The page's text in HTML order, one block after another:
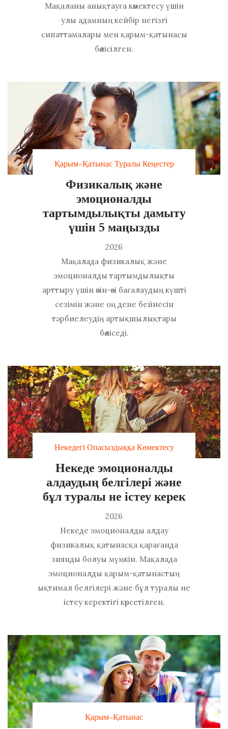
Мақаланы анықтауға көмектесу үшін
улы адамның кейбір негізгі
сипаттамалары мен қарым-қатынасы
бөлісілген.
Қарым-Қатынас Туралы Кеңестер
Физикалық және
эмоционалды
тартымдылықты дамыту
үшін 5 маңызды
2026
Мақалада физикалық және
эмоционалды тартымдылықты
арттыру үшін өзін-өзі бағалаудың күшті
сезімін және оң дене бейнесін
тәрбиелеудің артықшылықтары
бөліседі.
Некедегі Опасыздыққа Көмектесу
Некеде эмоционалды
алдаудың белгілері және
бұл туралы не істеу керек
2026
Некеде эмоционалды алдау
физикалық қатынасқа қарағанда
зиянды болуы мүмкін. Мақалада
эмоционалды қарым-қатынастың
ықтимал белгілері және бұл туралы не
істеу керектігі көрсетілген.
Қарым-Қатынас